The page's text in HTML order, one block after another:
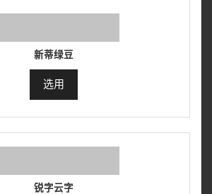
新蒂绿豆
选用
锐字云字